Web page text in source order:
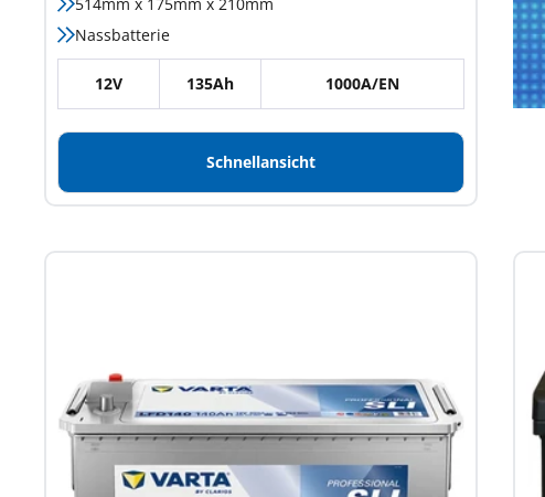
Nassbatterie
12V 135Ah 1000A/EN
Schnellansicht